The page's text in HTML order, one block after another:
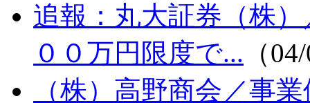
追報：丸大証券（株
００万円限度で... （
（株）高野商会／事